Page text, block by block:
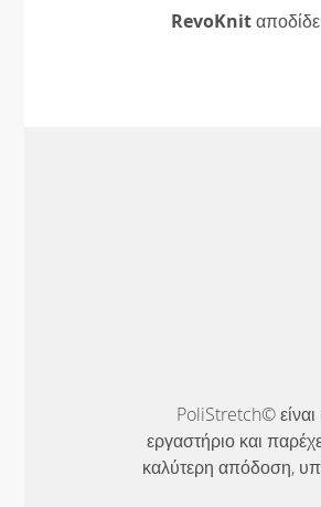
RevoKnit
PoliStretch© είναι
εργαστήριο και
καλύτερη απόδοση,